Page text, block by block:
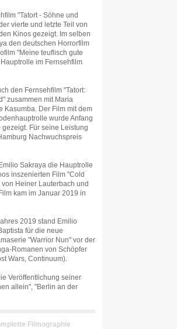
"Tatort - Söhne und
vierte und letzte Teil von
Kinos gezeigt. Im selben
den deutschen Horrorfilm
"Meine teuflisch gute
im Fernsehfilm
den Fernsehfilm "Tatort:
zusammen mit Maria
Kasumba. Der Film mit dem
wurde Anfang
gezeigt. Für seine Leistung
Nachwuchspreis
Sakraya die Hauptrolle
inszenierten Film "Cold
von Heiner Lauterbach und
kam im Januar 2019 in
2019 stand Emilio
für die neue
"Warrior Nun" vor der
Romanen von Schöpfer
Wars, Continuum).
Veröffentlichung seiner
allein", "Berlin an der
Filmographie